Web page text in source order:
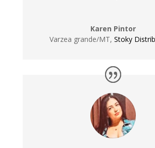
Karen Pintor
Varzea grande/MT, Stoky